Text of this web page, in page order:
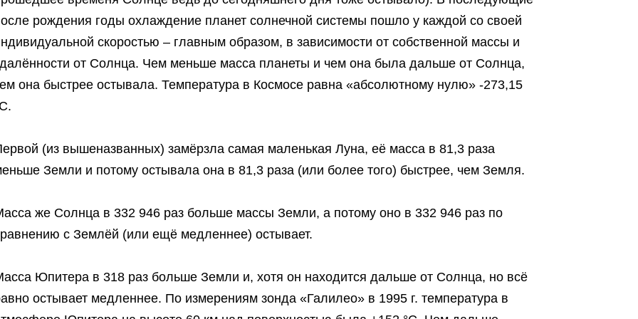
рождения годы охлаждение планет солнечной системы пошло у каждой со своей
скоростью – главным образом, в зависимости от собственной массы и
от Солнца. Чем меньше масса планеты и чем она была дальше от Солнца,
она быстрее остывала. Температура в Космосе равна «абсолютному нулю» -273,15
(из вышеназванных) замёрзла самая маленькая Луна, её масса в 81,3 раза
Земли и потому остывала она в 81,3 раза (или более того) быстрее, чем Земля.
же Солнца в 332 946 раз больше массы Земли, а потому оно в 332 946 раз по
с Землёй (или ещё медленнее) остывает.
Юпитера в 318 раз больше Земли и, хотя он находится дальше от Солнца, но всё
остывает медленнее. По измерениям зонда «Галилео» в 1995 г. температура в